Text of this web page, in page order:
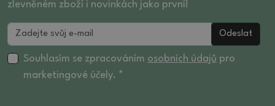
zlevněném zboží i novinkách jako první!
Odeslat
Souhlasím se zpracováním osobních údajů pro
marketingové účely. *